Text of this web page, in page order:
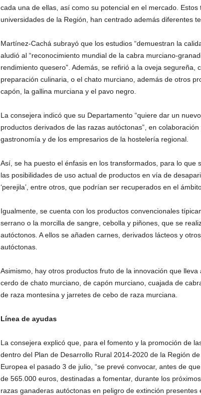
cada una de ellas, así como su potencial en el mercado.
universidades de la Región, han centrado además diferentes
Martínez-Cachá subrayó que los estudios “demuestran la
aludió al “reconocimiento mundial de la cabra murciano-
rendimiento quesero”. Además, se refirió a la oveja segureña,
preparación culinaria, o el chato murciano, además de otros
capón, la gallina murciana y el pavo negro.
La consejera indicó que su Departamento “quiere dar un
productos derivados de las razas autóctonas”, en
gastronomía y de los empresarios de la hostelería regional.
Así, se ha puesto el énfasis en los transformados, para lo que
las posibilidades de uso actual de productos en vía de
‘perejila’, entre otros, que podrían ser recuperados en el
Igualmente, se cuenta con los productos convencionales
serrano o la morcilla de sangre, cebolla y piñones, que se
autóctonos. A ellos se añaden carnes, derivados lácteos y
autóctonas.
Asimismo, hay otros productos fruto de la innovación que
cerdo de chato murciano, de capón murciano, cuajada de
de raza montesina y jarretes de cebo de raza murciana.
Línea de ayudas
La consejera explicó que, para el fomento y la promoción de
dentro del Plan de Desarrollo Rural 2014-2020 de la Región
Europea el pasado 3 de julio, “se prevé convocar, antes de
de 565.000 euros, destinadas a fomentar, durante los
razas ganaderas autóctonas en peligro de extinción presentes